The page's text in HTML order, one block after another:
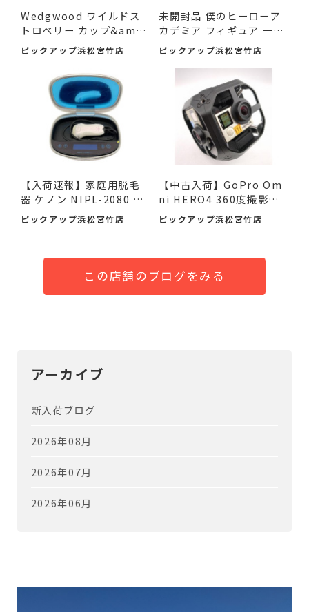
Wedgwood ワイルドス
トロベリー カップ&amp;
am...
ピックアップ浜松宮竹店
未開封品 僕のヒーローア
カデミア フィギュア 一
番...
ピックアップ浜松宮竹店
【入荷速報】家庭用脱毛
器 ケノン NIPL-2080 V8.
0 ...
ピックアップ浜松宮竹店
【中古入荷】GoPro Om
ni HERO4 360度撮影カ
メラで...
ピックアップ浜松宮竹店
この店舗のブログをみる
アーカイブ
新入荷ブログ
2026年08月
2026年07月
2026年06月